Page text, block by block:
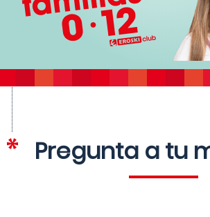
Pregunta a tu